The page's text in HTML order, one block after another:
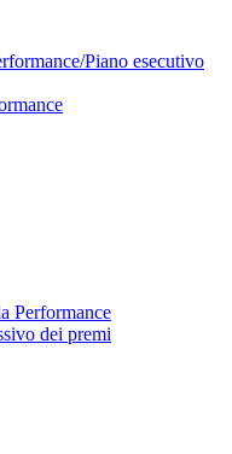
Piano esecutivo
Performance
dei premi